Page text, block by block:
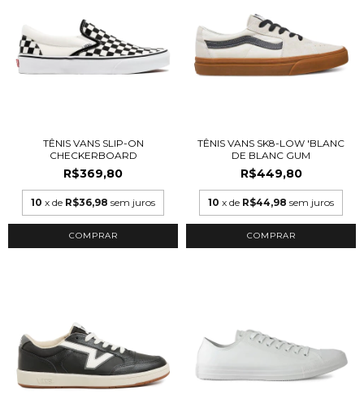
TÊNIS VANS SLIP-ON
CHECKERBOARD
R$369,80
10 x de R$36,98 sem juros
COMPRAR
TÊNIS VANS SK8-LOW 'BLANC
DE BLANC GUM
R$449,80
10 x de R$44,98 sem juros
COMPRAR